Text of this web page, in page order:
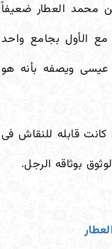
محمد العطار ضعیفاً
الأول بجامع واحد
ویصفه بأنه هو
کانت قابله للنقاش فی
بوثاقه الرجل.